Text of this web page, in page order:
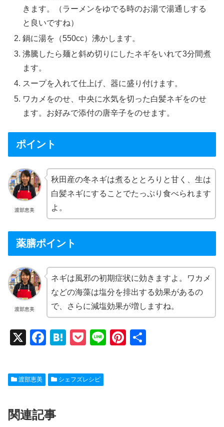
きます。（ラーメンをゆでる時のお湯で湯通しする
と良いですね）
鍋に湯を（550cc）沸かします。
沸騰したら麺と斜め切りにしたネギをいれて3分間煮
ます。
スープを入れて仕上げ、器に盛り付けます。
ワカメをのせ、中央に水気を切った白髪ネギをのせ
ます。お好みで添付の唐辛子をのせます。
ポイント
渡部恵美
秋田産の冬ネギは煮るととろりと甘く、生は
白髪ネギにすることでたっぷり食べられます
よ。
薬膳ポイント
渡部恵美
ネギは風邪の初期症状に効きますよ。ワカメ
などの海藻は塩分を排出する効果があるの
で、さらに減塩効果が増しますね。
X
F
c
e
o
H
e
n
P
ck
et
Li
Pi
渡部恵美 シェフズレシピ
関連記事